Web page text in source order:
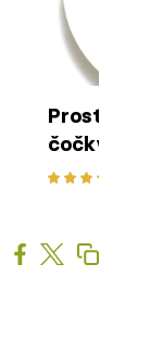
Prostřeno:
čočky s
klobáskou